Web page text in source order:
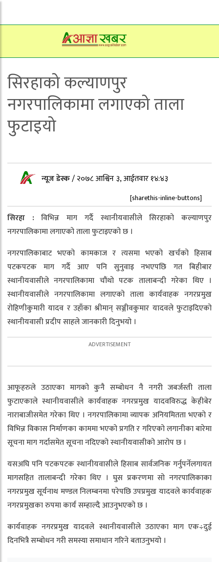
सिरहाको कल्याणपुर
नगरपालिकामा लगाएको ताला
फुटाइयो
न्यूज डेस्क/२०७८ आश्विन ३, आईतवार १४:४३
[sharethis-inline-buttons]
सिरहा :विभिन्न माग गर्दै स्थानीयवासीले सिरहाको कल्याणपुर
नगरपालिकामा लगाएको ताला फुटाइएको छ ।
नगरपालिकाबाट भएको कामकाज र त्यसमा भएको खर्चको हिसाब
पटकपटक माग गर्दै आए पनि सुनुवाइ नभएपछि गत बिहीबार
स्थानीयवासीले नगरपालिकामा चौंथो पटक तालाबन्दी गरेका थिए ।
स्थानीयवासीले नगरपालिकामा लगाएको ताला कार्यवाहक नगरप्रमुख
रोहिणीकुमारी यादव र उहाँका श्रीमान् सञ्जीवकुमार यादवले फुटाइदिएको
स्थानीयवासी प्रदीप साहले जानकारी दिनुभयो ।
आफूहरुले उठाएका मागको कुनै सम्बोधन नै नगरी जबर्जस्ती ताला
फुटाएकाले स्थानीयवासीले कार्यवाहक नगरप्रमुख यादवविरुद्ध केहीबेर
नाराबाजीसमेत गरेका थिए । नगरपालिकामा व्यापक अनियमितता भएको र
विभिन्न विकास निर्माणका काममा भएको प्रगति र गरिएको लगानीका बारेमा
सूचना माग गर्दासमेत सूचना नदिएको स्थानीयवासीको आरोप छ ।
यसअघि पनि पटकपटक स्थानीयवासीले हिसाब सार्वजनिक गर्नुपर्नेलगायत
मागसहित तालाबन्दी गरेका थिए । घुस प्रकरणमा सो नगरपालिकाका
नगरप्रमुख सूर्यनाथ मण्डल निलम्बनमा परेपछि उपप्रमुख यादवले कार्यवाहक
नगरप्रमुखका रुपमा कार्य सम्हाल्दै आउनुभएको छ ।
कार्यवाहक नगरप्रमुख यादवले स्थानीयवासीले उठाएका माग एक÷दुई
दिनभित्रै सम्बोधन गरी समस्या समाधान गरिने बताउनुभयो ।